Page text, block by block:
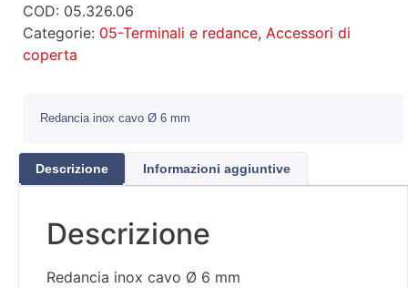
COD: 05.326.06
Categorie: 05-Terminali e redance, Accessori di
coperta
Redancia inox cavo Ø 6 mm
Descrizione Informazioni aggiuntive
Descrizione
Redancia inox cavo Ø 6 mm